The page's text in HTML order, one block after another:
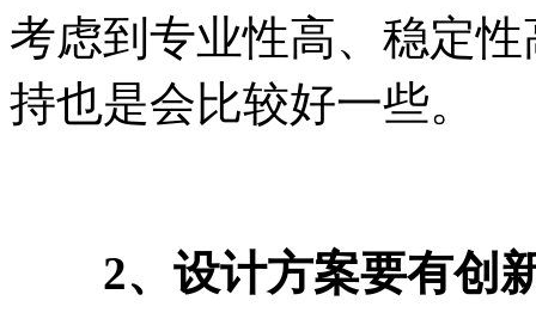
考虑到专业性高、稳定
持也是会比较好一些。
2、设计方案要有创